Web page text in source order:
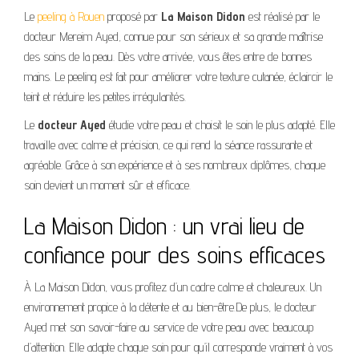
Le peeling à Rouen proposé par La Maison Didon est réalisé par le
docteur Mereim Ayed, connue pour son sérieux et sa grande maîtrise
des soins de la peau. Dès votre arrivée, vous êtes entre de bonnes
mains. Le peeling est fait pour améliorer votre texture cutanée, éclaircir le
teint et réduire les petites irrégularités.
Le docteur Ayed étudie votre peau et choisit le soin le plus adapté. Elle
travaille avec calme et précision, ce qui rend la séance rassurante et
agréable. Grâce à son expérience et à ses nombreux diplômes, chaque
soin devient un moment sûr et efficace.
La Maison Didon : un vrai lieu de
confiance pour des soins efficaces
À La Maison Didon, vous profitez d’un cadre calme et chaleureux. Un
environnement propice à la détente et au bien-être.De plus, le docteur
Ayed met son savoir-faire au service de votre peau avec beaucoup
d’attention. Elle adapte chaque soin pour qu’il corresponde vraiment à vos